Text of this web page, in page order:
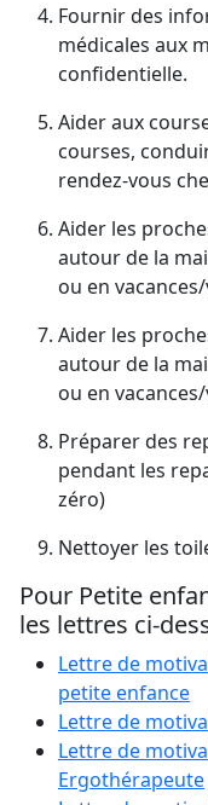
Fournir des
médicales aux
confidentielle.
Aider aux
courses,
rendez-vous
Aider les
autour de la
ou en
Aider les
autour de la
ou en
Préparer des
pendant les
zéro)
Nettoyer les
Pour Petite
les lettres ci-
Lettre de
petite enfance
Lettre de
Lettre de
Ergothérapeute